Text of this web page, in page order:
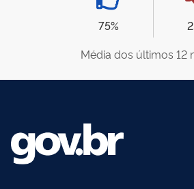
75%
Média dos últimos 12